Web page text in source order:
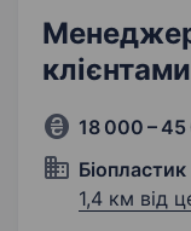
клієнтами
18 000 –
Біопластик
1,4 км від